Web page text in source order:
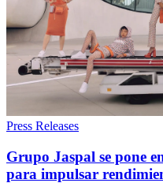
Press Releases
Grupo Jaspal se pone
para impulsar